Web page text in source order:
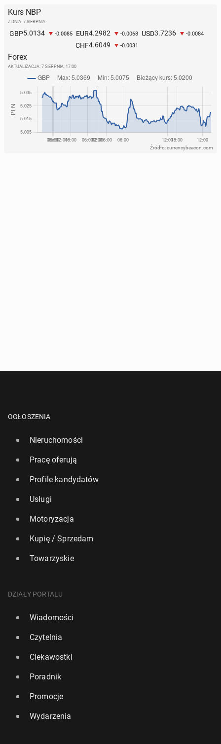
Kurs NBP
Z DNIA: 7 SIERPNIA
GBP5.0134 -0.0085 EUR4.2982 -0.0068 USD3.7236 -0.0084
CHF4.6049 -0.0031
Forex
AKTUALIZACJA: 7 SIERPNIA, 17:00
Źródło: currencybeacon.com
OGŁOSZENIA
Nieruchomości
Pracę oferują
Profile kandydatów
Usługi
Motoryzacja
Kupię / Sprzedam
Towarzyskie
DZIAŁY PORTALU
Wiadomości
Czytelnia
Ciekawostki
Poradnik
Promocje
Wydarzenia